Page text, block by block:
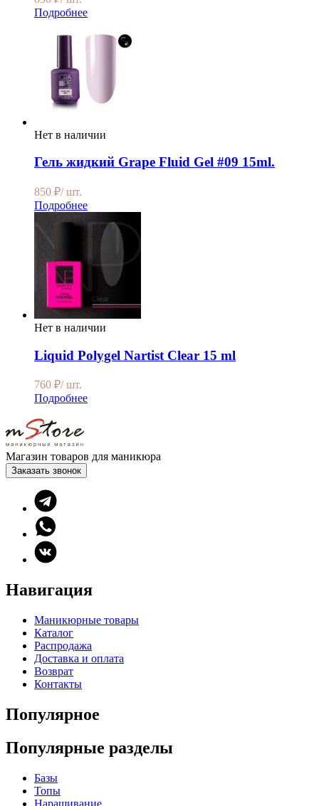
Подробнее
Нет в наличии
Гель жидкий Grape Fluid Gel #09 15ml.
850 ₽/ шт.
Подробнее
Нет в наличии
Liquid Polygel Nartist Clear 15 ml
760 ₽/ шт.
Подробнее
Магазин товаров для маникюра
Заказать звонок
Навигация
Маникюрные товары
Каталог
Распродажа
Доставка и оплата
Возврат
Контакты
Популярное
Популярные разделы
Базы
Топы
Наращивание